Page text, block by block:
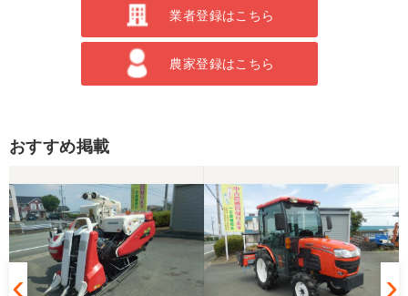
業者登録はこちら
農家登録はこちら
おすすめ掲載